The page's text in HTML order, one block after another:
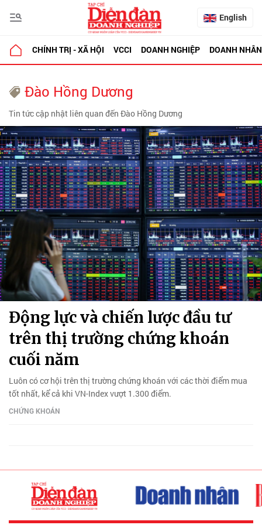
English
CHÍNH TRỊ - XÃ HỘI VCCI DOANH NGHIỆP DOANH NHÂN
Đào Hồng Dương
Tin tức cập nhật liên quan đến Đào Hồng Dương
Động lực và chiến lược đầu tư
trên thị trường chứng khoán
cuối năm
Luôn có cơ hội trên thị trường chứng khoán với các thời điểm mua
tốt nhất, kể cả khi VN-Index vượt 1.300 điểm.
CHỨNG KHOÁN